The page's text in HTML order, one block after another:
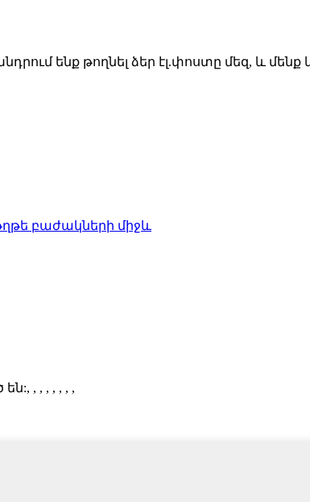
ենք թողնել ձեր էլ.փոստը մեզ, և
են:, , , , , , , ,